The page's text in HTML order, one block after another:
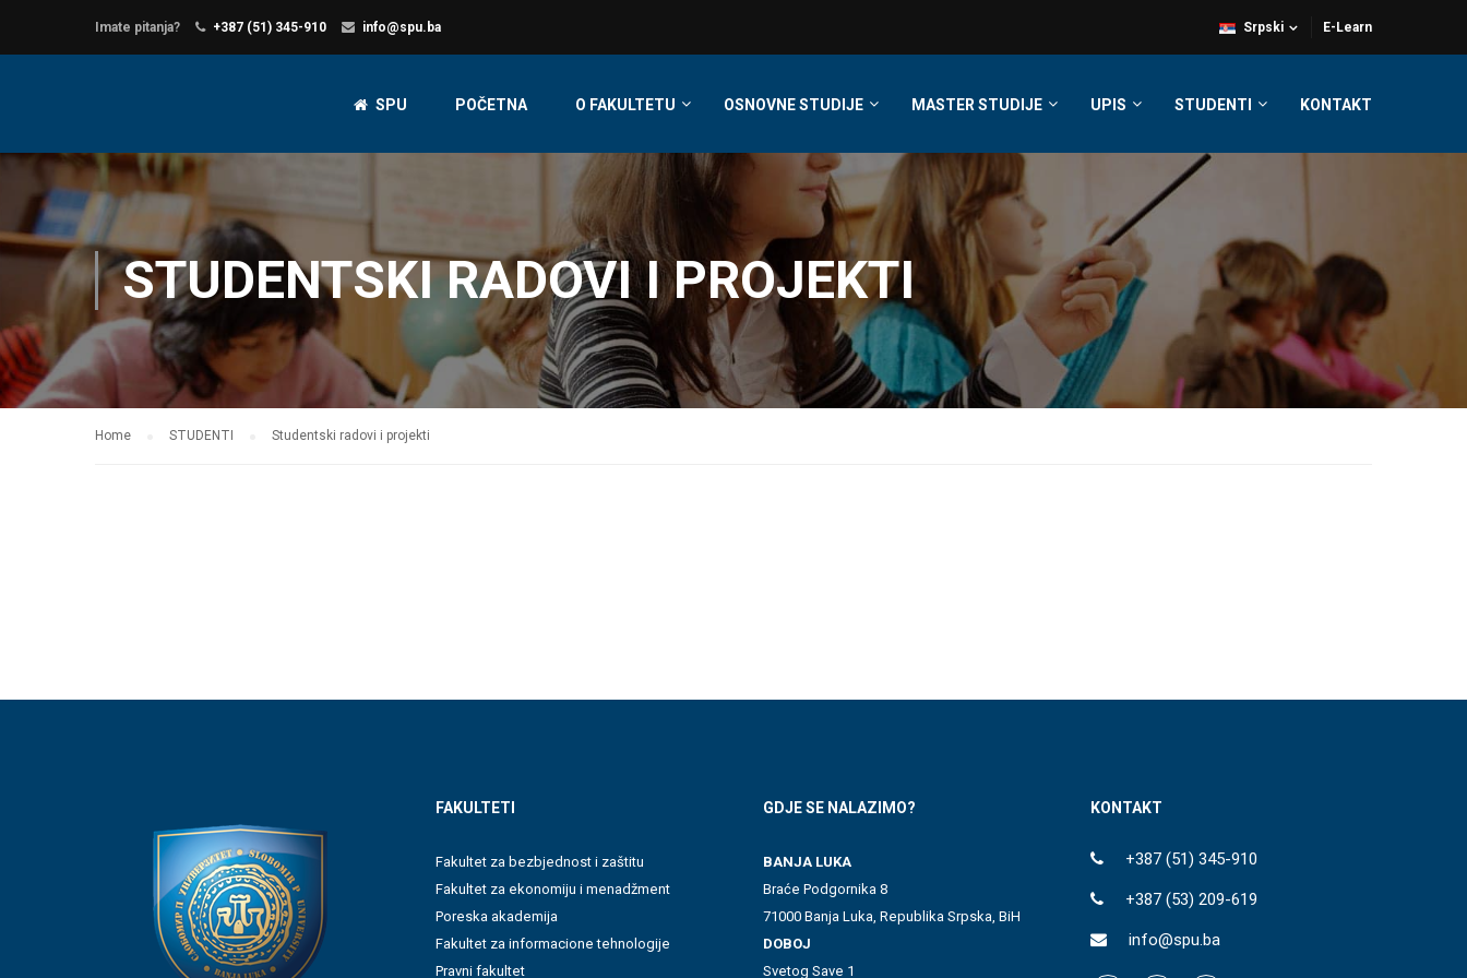
Imate pitanja? +387 (51) 345-910 info@spu.ba E-Learn
Srpski
SPU POČETNA O FAKULTETU OSNOVNE STUDIJE MASTER STUDIJE UPIS STUDENTI KONTAKT
STUDENTSKI RADOVI I PROJEKTI
Home STUDENTI Studentski radovi i projekti
FAKULTETI
Fakultet za bezbjednost i zaštitu
Fakultet za ekonomiju i menadžment
Poreska akademija
Fakultet za informacione tehnologije
Pravni fakultet
GDJE SE NALAZIMO?
BANJA LUKA
Braće Podgornika 8
71000 Banja Luka, Republika Srpska, BiH
DOBOJ
Svetog Save 1
KONTAKT
+387 (51) 345-910
+387 (53) 209-619
info@spu.ba